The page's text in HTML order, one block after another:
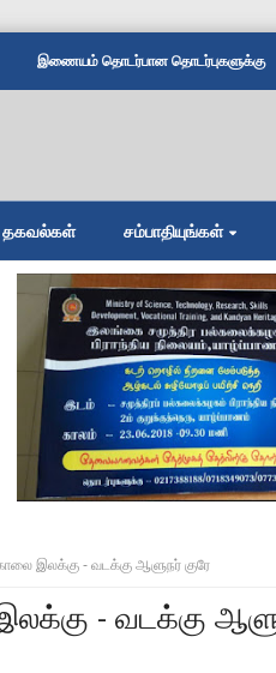
இணையம் தொடர்பான தொடர்புகளுக்கு
தகவல்கள் சம்பாதியுங்கள்
இலக்கு - வடக்கு ஆளுநர் குரே
- வடக்கு